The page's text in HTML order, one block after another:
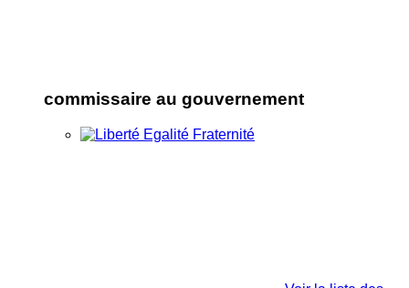
commissaire au gouvernement